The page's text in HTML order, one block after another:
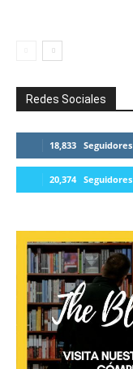
Redes Sociales
18,833 Seguidores
20,374 Seguidores